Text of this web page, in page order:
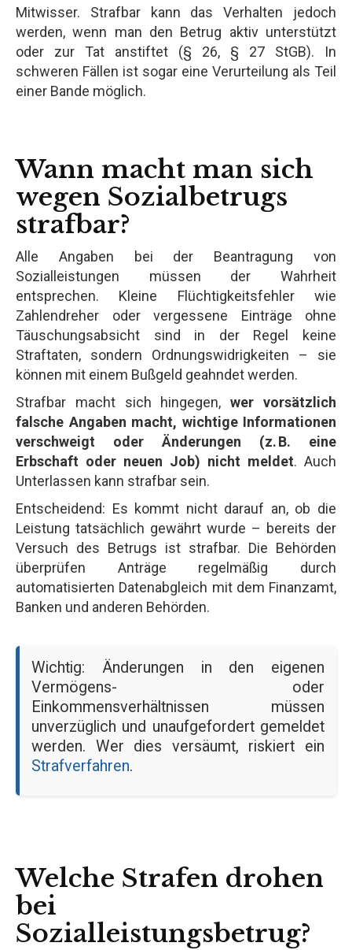
Mitwisser. Strafbar kann das Verhalten jedoch
werden, wenn man den Betrug aktiv unterstützt
oder zur Tat anstiftet (§ 26, § 27 StGB). In
schweren Fällen ist sogar eine Verurteilung als Teil
einer Bande möglich.
Wann macht man sich
wegen Sozialbetrugs
strafbar?
Alle Angaben bei der Beantragung von
Sozialleistungen müssen der Wahrheit
entsprechen. Kleine Flüchtigkeitsfehler wie
Zahlendreher oder vergessene Einträge ohne
Täuschungsabsicht sind in der Regel keine
Straftaten, sondern Ordnungswidrigkeiten – sie
können mit einem Bußgeld geahndet werden.
Strafbar macht sich hingegen,wer vorsätzlich
falsche Angaben macht, wichtige Informationen
verschweigt oder Änderungen (z. B. eine
Erbschaft oder neuen Job) nicht meldet. Auch
Unterlassen kann strafbar sein.
Entscheidend: Es kommt nicht darauf an, ob die
Leistung tatsächlich gewährt wurde – bereits der
Versuch des Betrugs ist strafbar. Die Behörden
überprüfen Anträge regelmäßig durch
automatisierten Datenabgleich mit dem Finanzamt,
Banken und anderen Behörden.
Wichtig: Änderungen in den eigenen
Vermögens- oder
Einkommensverhältnissen müssen
unverzüglich und unaufgefordert gemeldet
werden. Wer dies versäumt, riskiert ein
Strafverfahren.
Welche Strafen drohen
bei
Sozialleistungsbetrug?